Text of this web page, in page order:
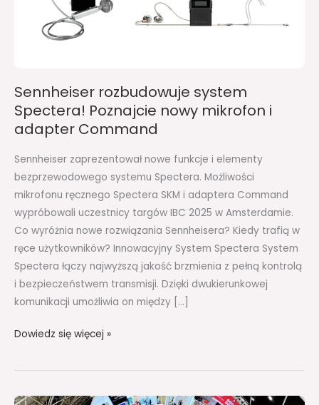
Sennheiser rozbudowuje system
Spectera! Poznajcie nowy mikrofon i
adapter Command
Sennheiser zaprezentował nowe funkcje i elementy
bezprzewodowego systemu Spectera. Możliwości
mikrofonu ręcznego Spectera SKM i adaptera Command
wypróbowali uczestnicy targów IBC 2025 w Amsterdamie.
Co wyróżnia nowe rozwiązania Sennheisera? Kiedy trafią w
ręce użytkowników? Innowacyjny System Spectera System
Spectera łączy najwyższą jakość brzmienia z pełną kontrolą
i bezpieczeństwem transmisji. Dzięki dwukierunkowej
komunikacji umożliwia on między […]
mikrofon
Command
Dowiedz się więcej »